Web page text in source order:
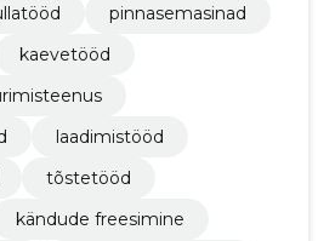
pinnasemasinad
kaevetööd
laadimistööd
tõstetööd
kändude freesimine